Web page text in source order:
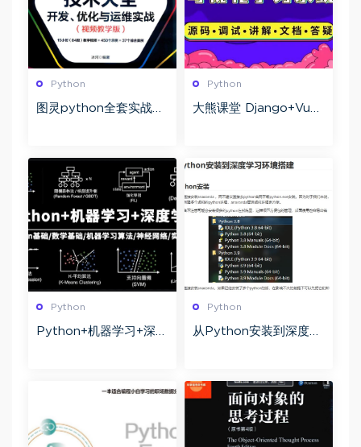
Python
图灵python全套实战项
Python
大熊课堂 Django+Vue-
Python
Python+机器学习+深度
Python
从Python安装到深度学